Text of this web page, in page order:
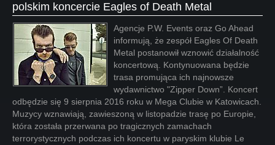
polskim koncercie Eagles of Death Metal
Agencje P.W. Events oraz Go Ahead
informują, że zespół Eagles Of Death
Metal postanowił wznowić działalność
koncertową. Kontynuowana będzie
trasa promująca ich najnowsze
wydawnictwo "Zipper Down”. Koncert
odbędzie się 9 sierpnia 2016 roku w Mega Clubie w Katowicach.
Muzycy wznawiają, zawieszoną w listopadzie trasę po Europie,
która została przerwana po tragicznych zamachach
terrorystycznych podczas ich koncertu w paryskim klubie Le